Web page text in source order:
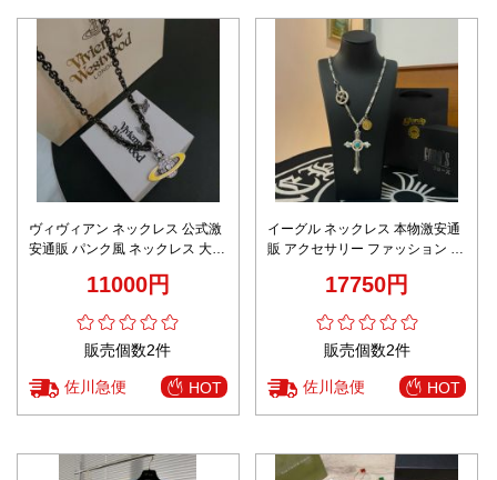
ヴィヴィアン ネックレス 公式激
安通販 パンク風 ネックレス 大土
11000円
販売個数2件
佐川急便 HOT
イーグル ネックレス 本物激安通
販 アクセサリー ファッション 十
17750円
販売個数2件
佐川急便 HOT